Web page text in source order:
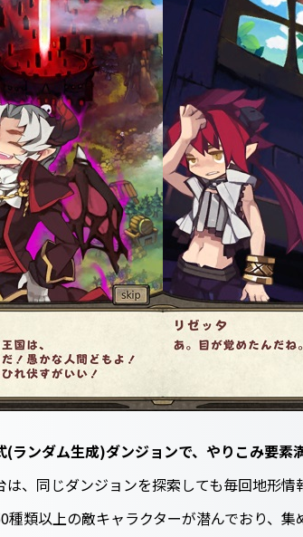
(ランダム生成)ダンジョンで、やりこみ要素
は、同じダンジョンを探索しても毎回地形
種類以上の敵キャラクターが潜んでおり、